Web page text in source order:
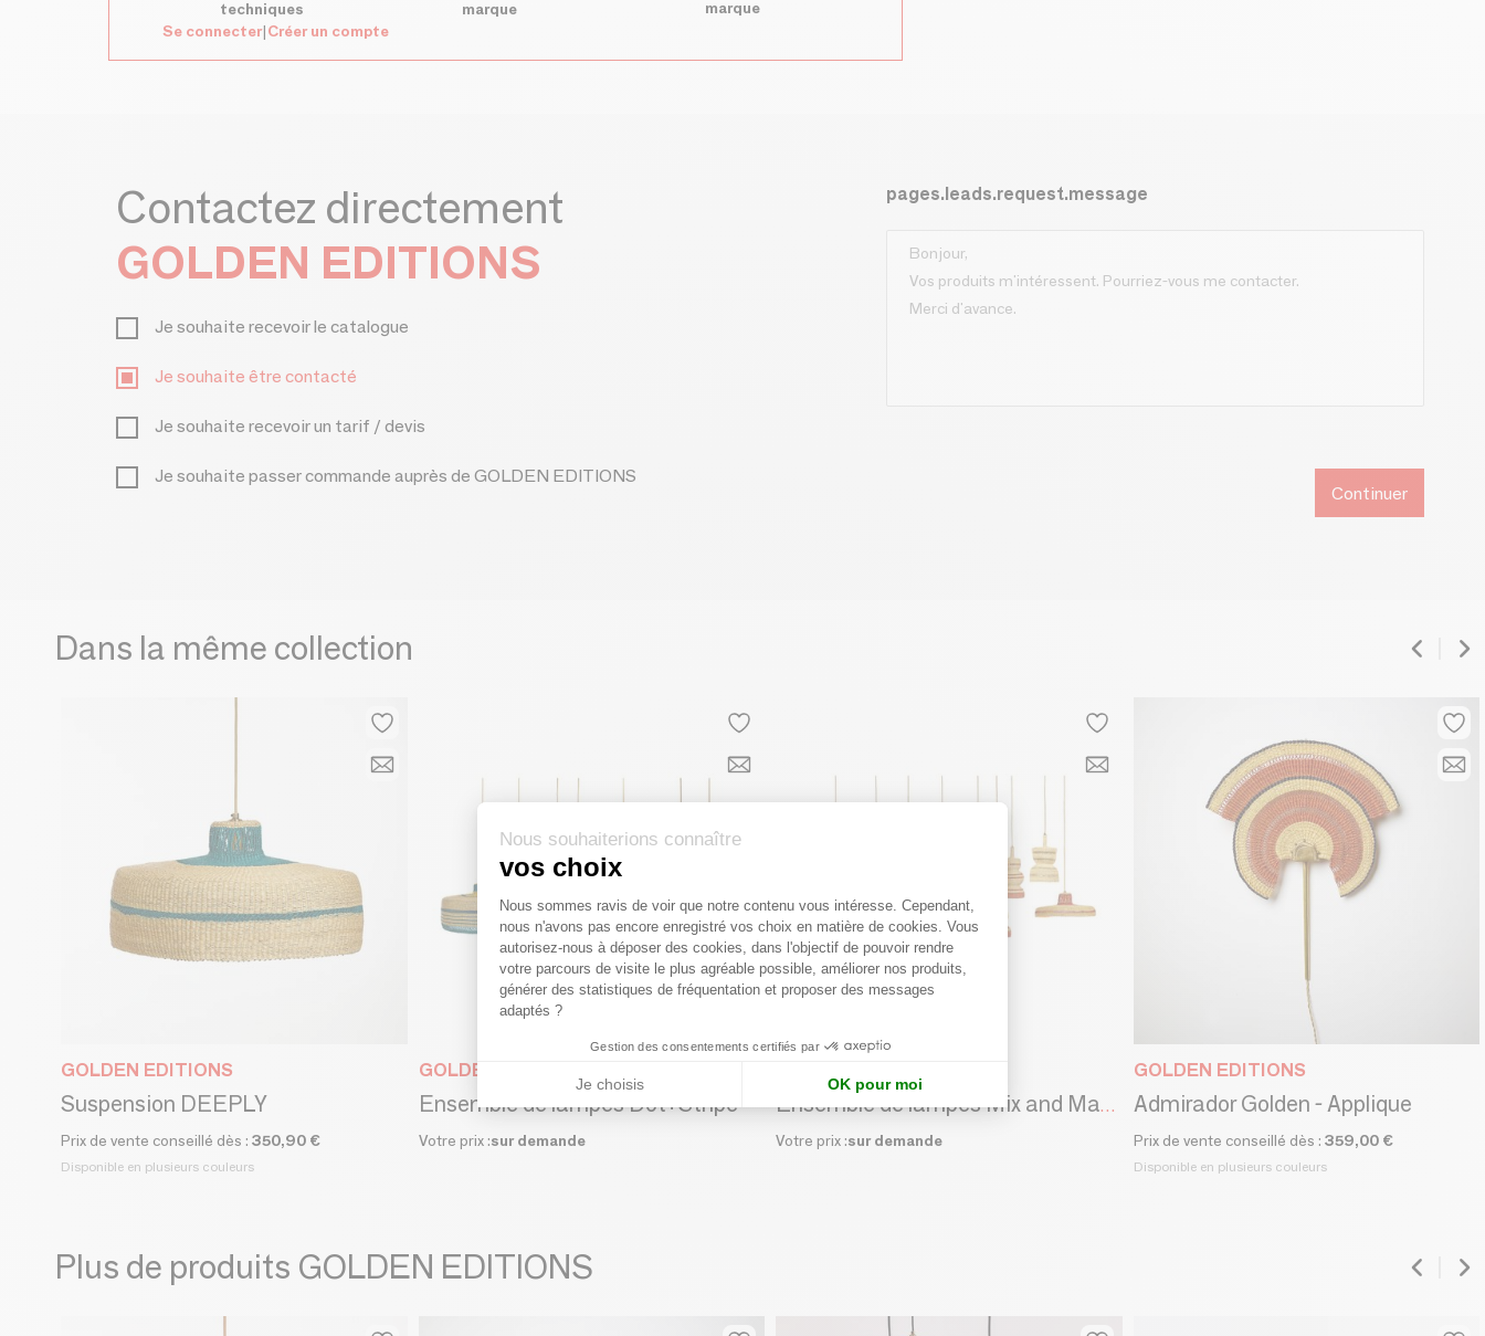
techniques
marque
marque
Se connecter|Créer un compte
Contactez directement
GOLDEN EDITIONS
Je souhaite recevoir le catalogue
Je souhaite être contacté
Je souhaite recevoir un tarif / devis
Je souhaite passer commande auprès de GOLDEN EDITIONS
pages.leads.request.message
Continuer
Dans la même collection
GOLDEN EDITIONS
Suspension DEEPLY
Prix de vente conseillé dès : 350,90 €
Disponible en plusieurs couleurs
GOLDEN EDITIONS
Ensemble de lampes Dot+Stripe
Votre prix :sur demande
Ensemble de lampes Mix and Match
Votre prix :sur demande
GOLDEN EDITIONS
Admirador Golden - Applique
Prix de vente conseillé dès : 359,00 €
Disponible en plusieurs couleurs
Plus de produits GOLDEN EDITIONS
Nous souhaiterions connaître
vos choix
Plateforme de Gestion du Consentement : Personnalisez vos Options
Nous sommes ravis de voir que notre contenu vous intéresse. Cependant,
nous n'avons pas encore enregistré vos choix en matière de cookies. Vous
autorisez-nous à déposer des cookies, dans l'objectif de pouvoir rendre
votre parcours de visite le plus agréable possible, améliorer nos produits,
générer des statistiques de fréquentation et proposer des messages
adaptés ?
Gestion des consentements certifiés par
Je choisis OK pour moi
Axeptio consent